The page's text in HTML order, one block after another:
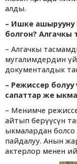
алды.
– Ишке ашырууну
болгон? Алгачкы
– Алгачкы
мугалимдердин үй-
документалдык
– Режиссер болуу
сапаттар же
– Менимче
айтып берүүсүн
ыкмалардан болсо
пайдалуу. Анын
актерлор менен